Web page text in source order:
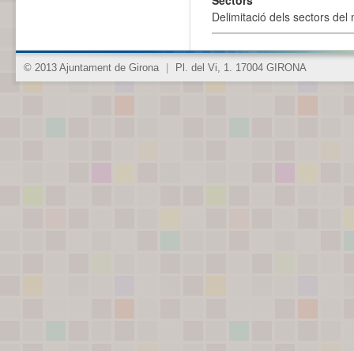
Delimitació dels sectors del
© 2013 Ajuntament de Girona Pl. del Vi, 1. 17004 GIRONA